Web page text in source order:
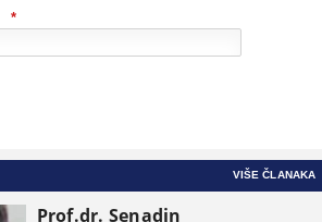
*
VIŠE ČLANAKA
Prof.dr. Senadin